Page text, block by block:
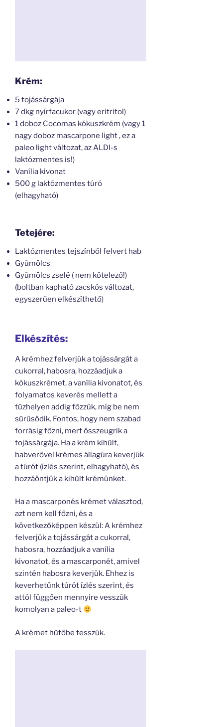
Krém:
5 tojássárgája
7 dkg nyírfacukor (vagy eritritol)
1 doboz Cocomas kókuszkrém (vagy 1
nagy doboz mascarpone light , ez a
paleo light változat, az ALDI-s
laktózmentes is!)
Vanília kivonat
500 g laktózmentes túró
(elhagyható)
Tetejére:
Laktózmentes tejszínből felvert hab
Gyümölcs
Gyümölcs zselé ( nem kötelező!)
(boltban kapható zacskós változat,
egyszerűen elkészíthető)
Elkészítés:
A krémhez felverjük a tojássárgát a
cukorral, habosra, hozzáadjuk a
kókuszkrémet, a vanília kivonatot, és
folyamatos keverés mellett a
tűzhelyen addig főzzük, míg be nem
sűrűsödik. Fontos, hogy nem szabad
forrásig főzni, mert összeugrik a
tojássárgája. Ha a krém kihűlt,
habverővel krémes állagúra keverjük
a túrót (ízlés szerint, elhagyható), és
hozzáöntjük a kihűlt krémünket.
Ha a mascarponés krémet választod,
azt nem kell főzni, és a
következőképpen készül: A krémhez
felverjük a tojássárgát a cukorral,
habosra, hozzáadjuk a vanília
kivonatot, és a mascarponét, amivel
szintén habosra keverjük. Ehhez is
keverhetünk túrót ízlés szerint, és
attól függően mennyire vesszük
komolyan a paleo-t
A krémet hűtőbe tesszük.